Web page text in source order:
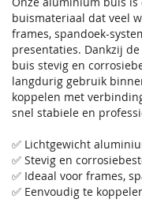
buismateriaal dat veel
frames, spandoek-
presentaties. Dankzij
buis stevig en
langdurig gebruik
koppelen met
snel stabiele en
✅ Lichtgewicht
✅ Stevig en
✅ Ideaal voor frames,
✅ Eenvoudig te